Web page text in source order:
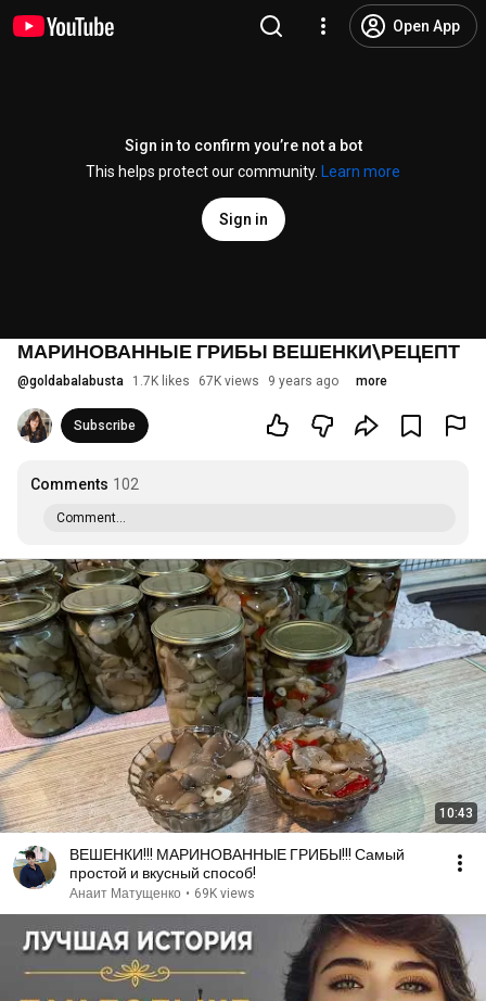
Open App
Sign in to confirm you’re not a bot
This helps protect our community.
Learn more
Sign in
МАРИНОВАННЫЕ ГРИБЫ ВЕШЕНКИ\РЕЦЕПТ
@goldabalabusta 1.7K likes 67K views 9 years ago more
Subscribe
Comments 102
Comment...
10:43
ВЕШЕНКИ!!! МАРИНОВАННЫЕ ГРИБЫ!!! Самый
простой и вкусный способ!
Анаит Матущенко • 69K views